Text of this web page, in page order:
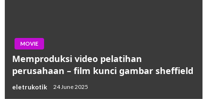
MOVIE
Memproduksi video pelatihan
perusahaan – film kunci gambar sheffield
eletrukotik 24 June 2025